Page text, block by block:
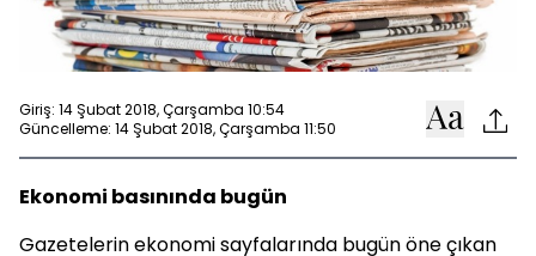
Giriş: 14 Şubat 2018, Çarşamba 10:54
Güncelleme: 14 Şubat 2018, Çarşamba 11:50
Ekonomi basınında bugün
Gazetelerin ekonomi sayfalarında bugün öne çıkan